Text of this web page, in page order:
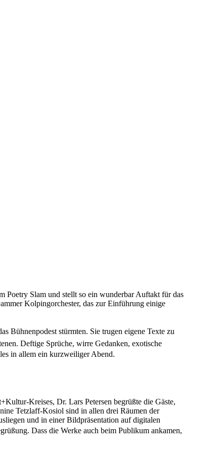
Poetry Slam und stellt so ein wunderbar Auftakt für das
Kolpingorchester, das zur Einführung einige
Bühnenpodest stürmten. Sie trugen eigene Texte zu
Deftige Sprüche, wirre Gedanken, exotische
in allem ein kurzweiliger Abend.
Kreises, Dr. Lars Petersen begrüßte die Gäste,
Tetzlaff-Kosiol sind in allen drei Räumen der
und in einer Bildpräsentation auf digitalen
Dass die Werke auch beim Publikum ankamen,